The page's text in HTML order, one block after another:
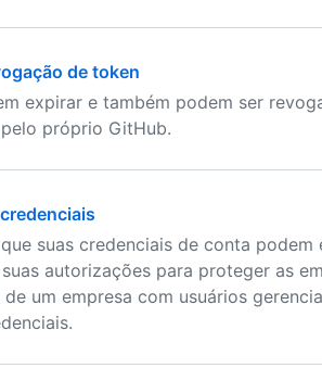
de token
expirar e também podem ser
próprio GitHub.
suas credenciais de conta
autorizações para proteger as
um empresa com usuários